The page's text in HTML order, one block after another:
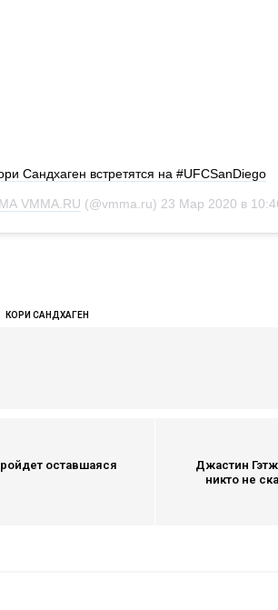
Сандхаген встретятся на #UFCSanDiego
VMMA.RU (@vmma.ru) 23 Мар 2020 в 10:46
КОРИ САНДХАГЕН
оставшаяся
Джастин
никто не